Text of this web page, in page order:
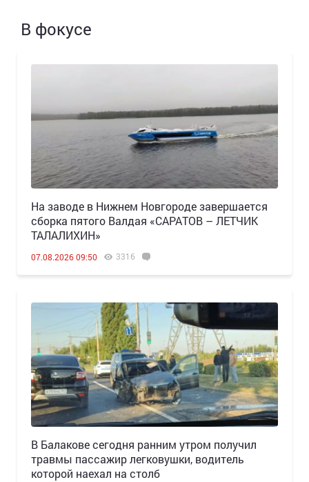
В фокусе
Н️а заводе в Нижнем Новгороде завершается
сборка пятого Валдая «САРАТОВ – ЛЕТЧИК
ТАЛАЛИХИН»
07.08.2026 09:50 3316
В Балакове сегодня ранним утром получил
травмы пассажир легковушки, водитель
которой наехал на столб